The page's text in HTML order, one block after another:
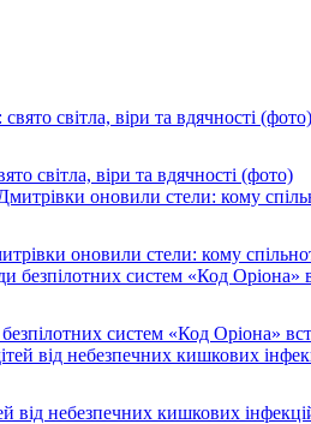
світла, віри та вдячності (фото)
оновили стели: кому
систем «Код Оріона»
від небезпечних кишкових